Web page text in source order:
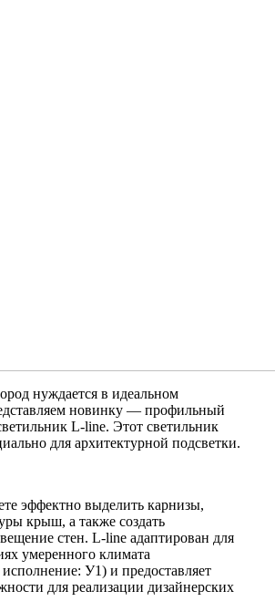
нуждается в идеальном
новинку — профильный
L-line. Этот светильник
для архитектурной подсветки.
эффектно выделить карнизы,
крыш, а также создать
стен. L-line адаптирован для
умеренного климата
У1) и предоставляет
для реализации дизайнерских